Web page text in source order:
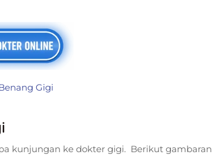
Gigi
kunjungan ke dokter gigi. Berikut gambaran